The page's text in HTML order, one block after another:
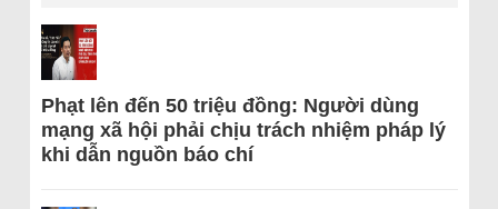
Phạt lên đến 50 triệu đồng: Người dùng
mạng xã hội phải chịu trách nhiệm pháp lý
khi dẫn nguồn báo chí